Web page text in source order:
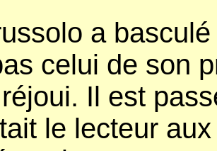
a
celui de son
Il est
le lecteur